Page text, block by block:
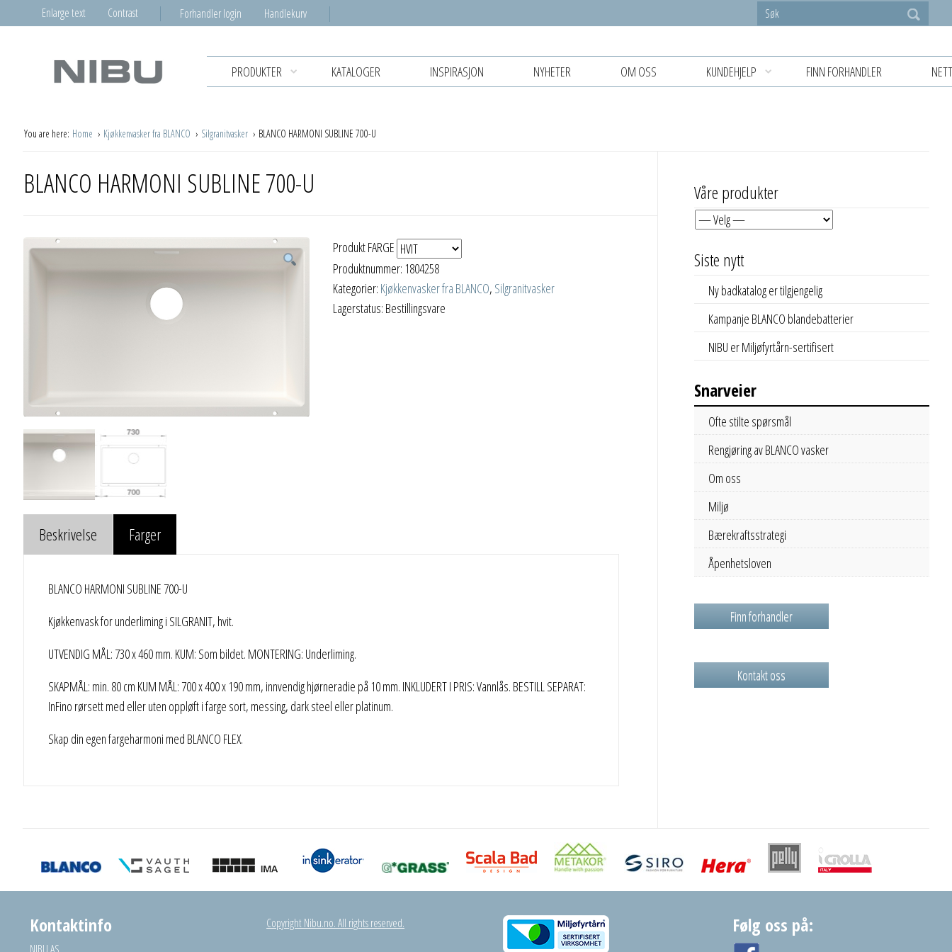
Enlarge text Contrast Forhandler login Handlekurv
PRODUKTER KATALOGER INSPIRASJON NYHETER OM OSS KUNDEHJELP FINN FORHANDLER
You are here: Home Kjøkkenvasker fra BLANCO Silgranitvasker BLANCO HARMONI SUBLINE 700-U
BLANCO HARMONI SUBLINE 700-U
Produkt FARGE
Produktnummer: 1804258
Kategorier: Kjøkkenvasker fra BLANCO, Silgranitvasker
Lagerstatus: Bestillingsvare
Beskrivelse Farger
BLANCO HARMONI SUBLINE 700-U
Kjøkkenvask for underliming i SILGRANIT, hvit.
UTVENDIG MÅL: 730 x 460 mm. KUM: Som bildet. MONTERING: Underliming.
SKAPMÅL: min. 80 cm KUM MÅL: 700 x 400 x 190 mm, innvendig hjørneradie på 10 mm. INKLUDERT I PRIS: Vannlås. BESTILL SEPARAT:
InFino rørsett med eller uten oppløft i farge sort, messing, dark steel eller platinum.
Skap din egen fargeharmoni med BLANCO FLEX.
Våre produkter
Siste nytt
Ny badkatalog er tilgjengelig
Kampanje BLANCO blandebatterier
NIBU er Miljøfyrtårn-sertifisert
Snarveier
Ofte stilte spørsmål
Rengjøring av BLANCO vasker
Om oss
Miljø
Bærekraftsstrategi
Åpenhetsloven
Finn forhandler
Kontakt oss
Kontaktinfo Copyright Nibu.no. All rights reserved. Følg oss på: